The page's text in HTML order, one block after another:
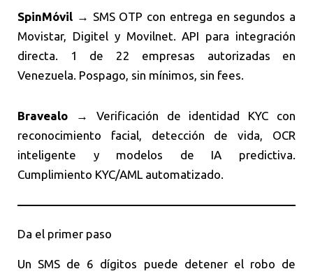
SpinMóvil → SMS OTP con entrega en segundos a
Movistar, Digitel y Movilnet. API para integración
directa. 1 de 22 empresas autorizadas en
Venezuela. Pospago, sin mínimos, sin fees.
Bravealo → Verificación de identidad KYC con
reconocimiento facial, detección de vida, OCR
inteligente y modelos de IA predictiva.
Cumplimiento KYC/AML automatizado.
Da el primer paso
Un SMS de 6 dígitos puede detener el robo de